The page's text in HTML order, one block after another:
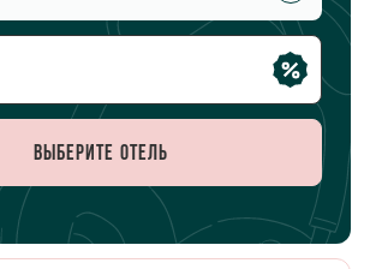
Выберите отель